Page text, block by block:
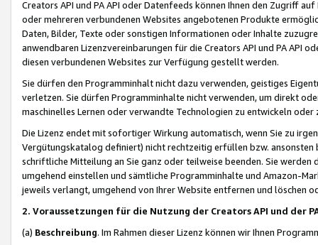
Creators API und PA API oder Datenfeeds können Ihnen den Zugriff
oder mehreren verbundenen Websites angebotenen Produkte
Daten, Bilder, Texte oder sonstigen Informationen oder Inhalte
anwendbaren Lizenzvereinbarungen für die Creators API und PA API
diesen verbundenen Websites zur Verfügung gestellt werden.
Sie dürfen den Programminhalt nicht dazu verwenden, geistiges
verletzen. Sie dürfen Programminhalte nicht verwenden, um direkt
maschinelles Lernen oder verwandte Technologien zu entwickeln
Die Lizenz endet mit sofortiger Wirkung automatisch, wenn Sie zu
Vergütungskatalog definiert) nicht rechtzeitig erfüllen bzw. ansonsten
schriftliche Mitteilung an Sie ganz oder teilweise beenden. Sie werden
umgehend einstellen und sämtliche Programminhalte und Amazon-
jeweils verlangt, umgehend von Ihrer Website entfernen und löschen
2. Voraussetzungen für die Nutzung der Creators API und der
(a) Beschreibung. Im Rahmen dieser Lizenz können wir Ihnen